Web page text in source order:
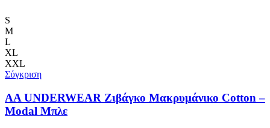
να
στη
σελίδα
του
S
M
L
XL
XXL
Σύγκριση
AA UNDERWEAR Ζιβάγκο Μακρυμάνικο Cotton –
Modal Μπλε